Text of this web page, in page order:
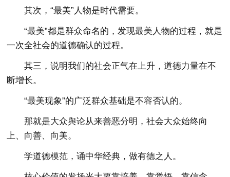
其次，“最美”人物是时代需要。
“最美”都是群众命名的，发现最美人物的过程，就是
一次全社会的道德确认的过程。
其三，说明我们的社会正气在上升，道德力量在不
断增长。
“最美现象”的广泛群众基础是不容否认的。
那就是大众舆论从来善恶分明，社会大众始终向
上、向善、向美。
学道德模范，诵中华经典，做有德之人。